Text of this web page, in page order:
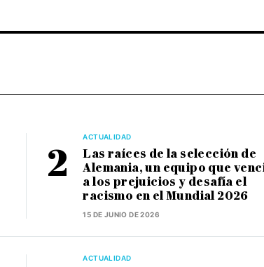
ACTUALIDAD
Las raíces de la selección de
Alemania, un equipo que
a los prejuicios y desafía el
racismo en el Mundial 2026
15 DE JUNIO DE 2026
ACTUALIDAD